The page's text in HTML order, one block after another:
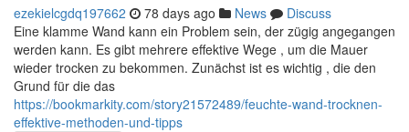
ezekielcgdq197662 78 days ago News
Discuss
Eine klamme Wand kann ein Problem sein, der zügig angegangen
werden kann. Es gibt mehrere effektive Wege , um die Mauer
wieder trocken zu bekommen. Zunächst ist es wichtig , die den
Grund für die das
https://bookmarkity.com/story21572489/feuchte-wand-trocknen-
effektive-methoden-und-tipps